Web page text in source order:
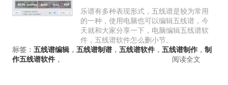
乐谱有多种表现形式，五线谱是较为常用
的一种，使用电脑也可以编辑五线谱，今
天就和大家分享一下，电脑编辑五线谱软
件，五线谱软件怎么删小节。
标签： 五线谱编辑， 五线谱制谱， 五线谱软件， 五线谱制作， 制
作五线谱软件， 阅读全文